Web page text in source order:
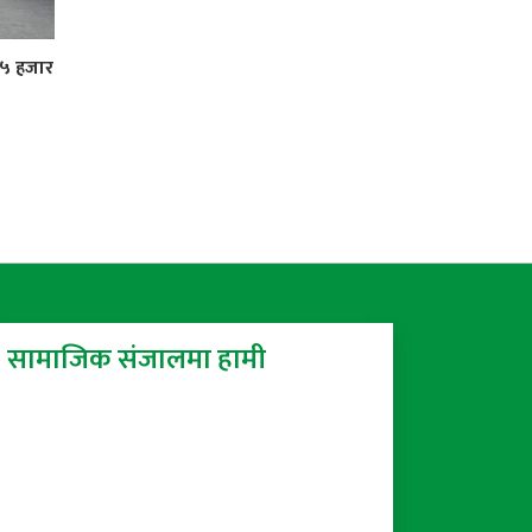
हजार
सामाजिक संजालमा हामी